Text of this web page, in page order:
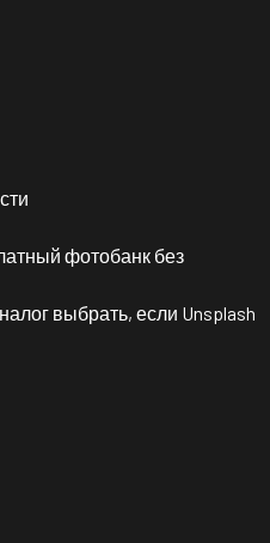
фотобанк без
выбрать, если Unsplash